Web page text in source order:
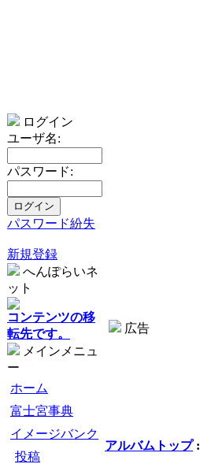
ログイン
ユーザ名:
パスワード:
パスワード紛失
新規登録
へんぽらいネ
ット
コンテンツの移
転先です。
メインメニュ
ー
ホーム
富士宮事典
イメージバンク
投稿
広告
アルバムトップ: